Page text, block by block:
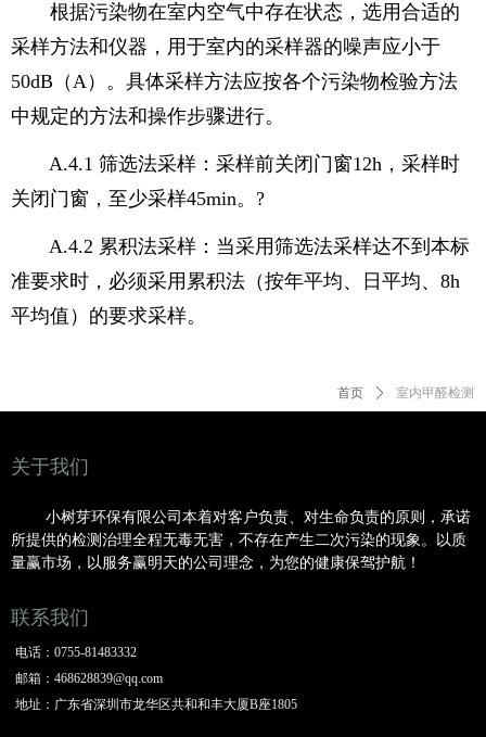
根据污染物在室内空气中存在状态，选用合适的
采样方法和仪器，用于室内的采样器的噪声应小于
50dB（A）。具体采样方法应按各个污染物检验方法
中规定的方法和操作步骤进行。
A.4.1 筛选法采样：采样前关闭门窗12h，采样时
关闭门窗，至少采样45min。?
A.4.2 累积法采样：当采用筛选法采样达不到本标
准要求时，必须采用累积法（按年平均、日平均、8h
平均值）的要求采样。
首页 ꄲ 室内甲醛检测
关于我们
小树芽环保有限公司本着对客户负责、对生命负责的原则，承诺
所提供的检测治理全程无毒无害，不存在产生二次污染的现象。以质
量赢市场，以服务赢明天的公司理念，为您的健康保驾护航！
电话： 0755-81483332
邮箱： 468628839@qq.com
地址： 广东省深圳市龙华区共和和丰大厦B座1805
联系我们